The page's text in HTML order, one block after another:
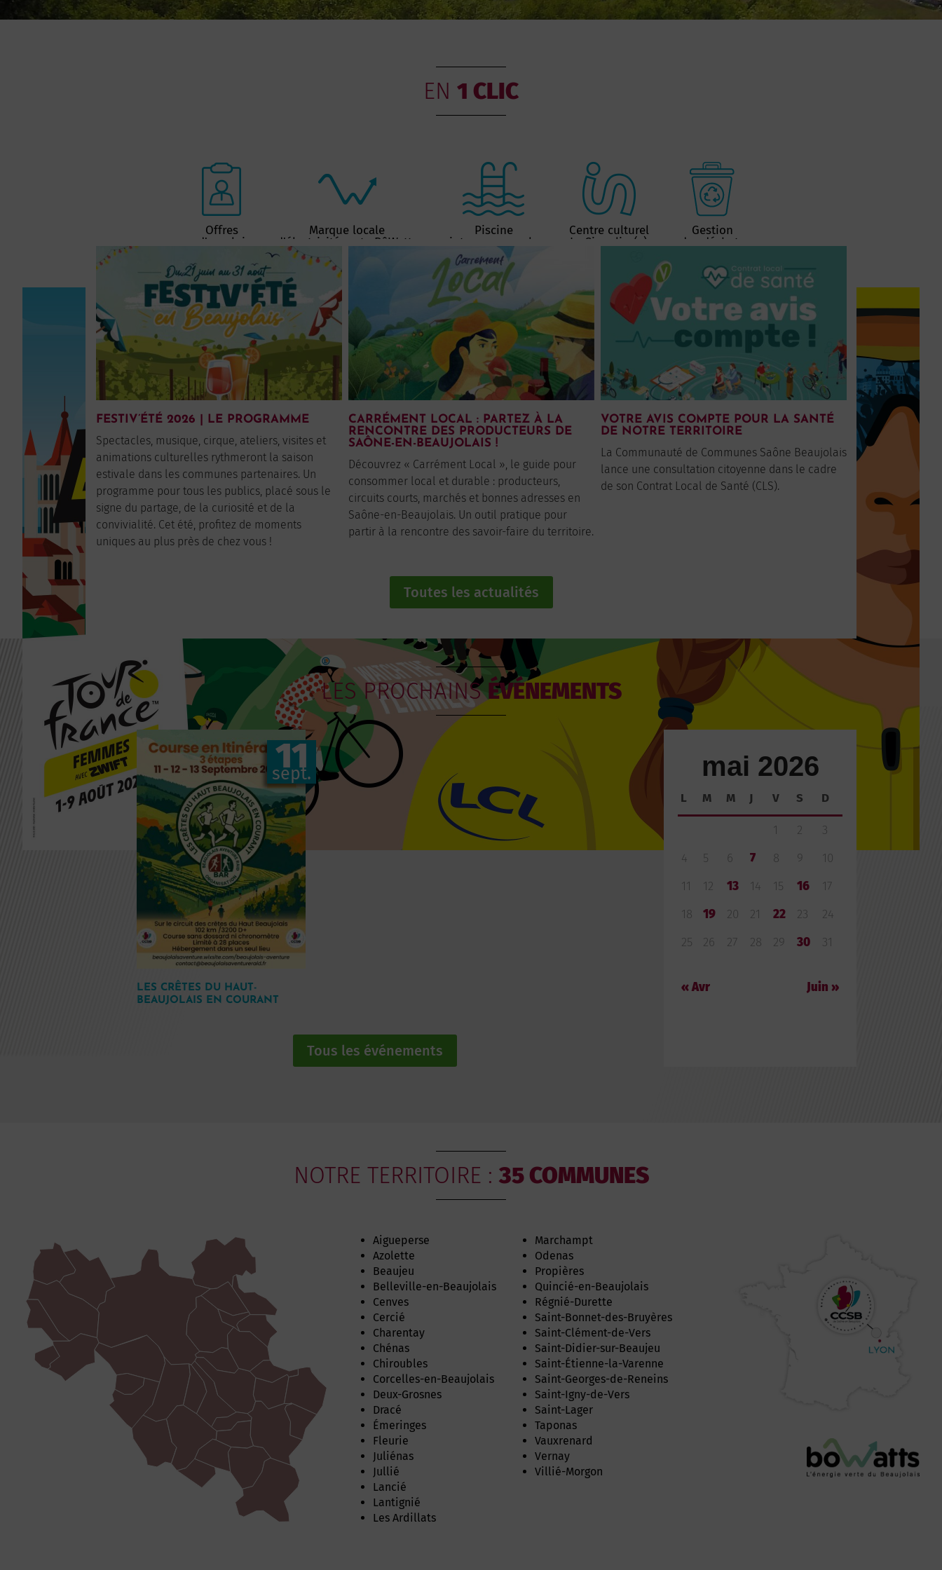
EN 1 CLIC
Offres
d'emploi
Marque locale
d'électricité verte BôWatts
Piscine
intercommunale
Centre culturel
Le Singulier(s)
Gestion
des déchets
FESTIV’ÉTÉ 2026 | LE PROGRAMME
Spectacles, musique, cirque, ateliers, visites et
animations culturelles rythmeront la saison
estivale dans les communes partenaires. Un
programme pour tous les publics, placé sous le
signe du partage, de la curiosité et de la
convivialité. Cet été, profitez de moments
uniques au plus près de chez vous !
CARRÉMENT LOCAL : PARTEZ À LA
RENCONTRE DES PRODUCTEURS DE
SAÔNE-EN-BEAUJOLAIS !
Découvrez « Carrément Local », le guide pour
consommer local et durable : producteurs,
circuits courts, marchés et bonnes adresses en
Saône-en-Beaujolais. Un outil pratique pour
partir à la rencontre des savoir-faire du territoire.
VOTRE AVIS COMPTE POUR LA SANTÉ
DE NOTRE TERRITOIRE
La Communauté de Communes Saône Beaujolais
lance une consultation citoyenne dans le cadre
de son Contrat Local de Santé (CLS).
Toutes les actualités
LES PROCHAINSÉVÉNEMENTS
11
sept.
LES CRÊTES DU HAUT-
BEAUJOLAIS EN COURANT
Tous les événements
mai 2026
L M M J V S D
1 2
3
4
5 6 7 8 9
10
11
12 13 14 15 16
17
18
19 20 21 22 23
24
25
26 27 28 29 30 31
« Avr Juin »
NOTRE TERRITOIRE : 35 COMMUNES
Aigueperse
Azolette
Beaujeu
Belleville-en-Beaujolais
Cenves
Cercié
Charentay
Chénas
Chiroubles
Corcelles-en-Beaujolais
Deux-Grosnes
Dracé
Émeringes
Fleurie
Juliénas
Jullié
Lancié
Lantignié
Les Ardillats
Marchampt
Odenas
Propières
Quincié-en-Beaujolais
Régnié-Durette
Saint-Bonnet-des-Bruyères
Saint-Clément-de-Vers
Saint-Didier-sur-Beaujeu
Saint-Étienne-la-Varenne
Saint-Georges-de-Reneins
Saint-Igny-de-Vers
Saint-Lager
Taponas
Vauxrenard
Vernay
Villié-Morgon